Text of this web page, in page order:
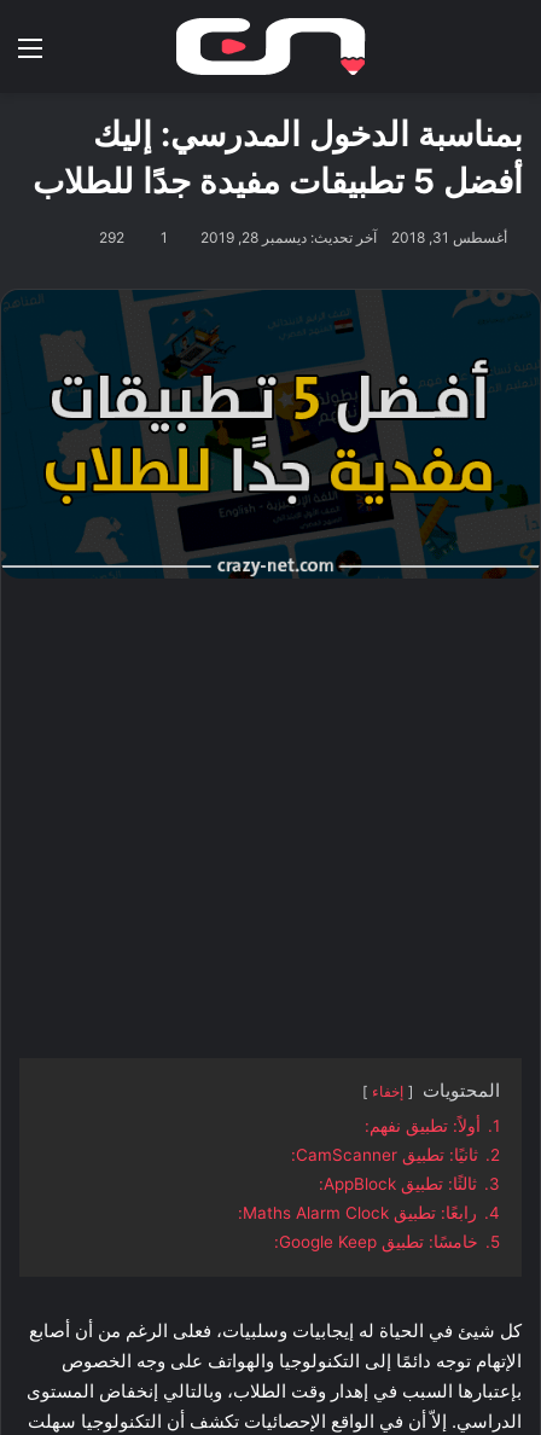
بمناسبة الدخول المدرسي: إليك
أفضل 5 تطبيقات مفيدة جدًا للطلاب
أغسطس 31, 2018 آخر تحديث: ديسمبر 28, 2019 1
292
المحتويات إخفاء
1.
أولاً: تطبيق نفهم:
2.
ثانيًا: تطبيق CamScanner:
3.
ثالثًا: تطبيق AppBlock:
4.
رابعًا: تطبيق Maths Alarm Clock:
5.
خامسًا: تطبيق Google Keep:
كل شيئ في الحياة له إيجابيات وسلبيات، فعلى الرغم من أن أصابع
الإتهام توجه دائمًا إلى التكنولوجيا والهواتف على وجه الخصوص
بإعتبارها السبب في إهدار وقت الطلاب، وبالتالي إنخفاض المستوى
الدراسي. إلاّ أن في الواقع الإحصائيات تكشف أن التكنولوجيا سهلت